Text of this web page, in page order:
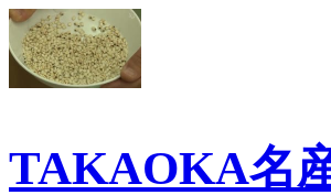
TAKAOKA名